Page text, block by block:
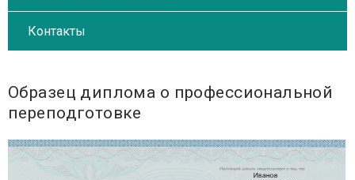
Контакты
Образец диплома о профессиональной
переподготовке